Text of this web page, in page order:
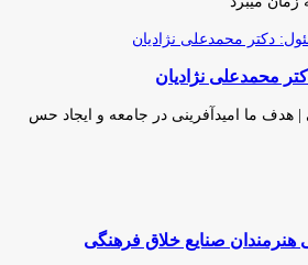
محمدعلی نژادیان
هدف ما امیدآفرینی در جامعه و ایجاد حس
صنایع خلاق فرهنگی